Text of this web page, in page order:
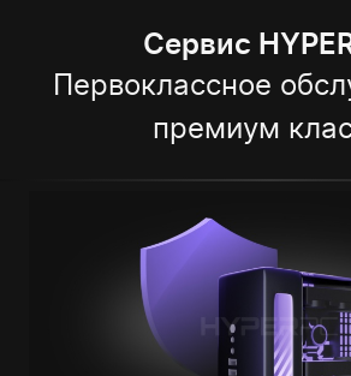
Сервис
Первоклассное
премиум